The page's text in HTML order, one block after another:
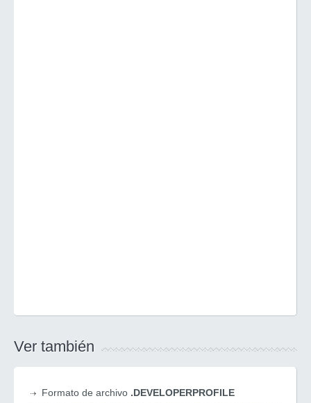
Ver también
Formato de archivo .DEVELOPERPROFILE